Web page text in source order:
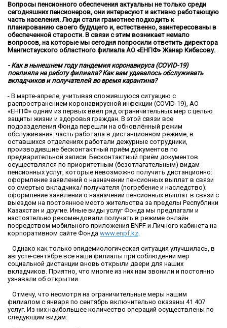
Вопросы пенсионного обеспечения актуальны не только среди
сегодняшних пенсионеров, они интересуют и активно работающую
часть населения. Люди стали грамотнее подходить к
планированию своего будущего и, естественно, заинтересованы в
обеспеченной старости. В связи с этим возникает немало
вопросов, на которые мы сегодня попросили ответить директора
Мангистауского областного филиала АО «ЕНПФ» Жанар Кибасову.
- Как в нынешнем году пандемия коронавируса (COVID-19)
повлияла на работу филиала? Как вам удавалось обслуживать
вкладчиков и получателей во время карантина?
- В марте-апреле, учитывая сложившуюся ситуацию с
распространением коронавирусной инфекции (COVID-19), АО
«ЕНПФ» одним из первых ввёл ряд ограничительных мер с целью
защиты жизни и здоровья граждан. В этой связи все
подразделения Фонда перешли на обновлённый режим
обслуживания: часть работала в дистанционном режиме, в
оставшихся отделениях работали дежурные сотрудники,
производившие бесконтактный приём документов по
предварительной записи. Бесконтактный приём документов
осуществлялся по приоритетным (безотлагательным) видам
пенсионных услуг, которые невозможно получить дистанционно:
оформление заявлений о назначении пенсионных выплат в связи
со смертью вкладчика/ получателя (погребение и наследство);
оформление заявлений о назначении пенсионных выплат в связи с
выездом на постоянное место жительства за пределы Республики
Казахстан и другие. Иные виды услуг Фонда мы предлагали и
настоятельно рекомендовали получать в режиме онлайн
посредством мобильного приложения ENPF и Личного кабинета на
корпоративном сайте Фонда www.enpf.kz.
Однако как только эпидемиологическая ситуация улучшилась, в
августе-сентябре все наши филиалы при соблюдении мер
социальной дистанции вновь открыли двери для наших
вкладчиков. Приятно, что многие из них нам звонили и постоянно
узнавали об открытии.
Отмечу, что несмотря на ограничительные меры нашим
филиалом с января по сентябрь включительно оказаны 41 407
услуг. Из них наибольшее количество операций осуществлены по
следующим видам: